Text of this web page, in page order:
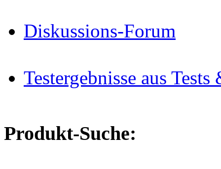
Diskussions-Forum
Testergebnisse aus
Produkt-Suche: